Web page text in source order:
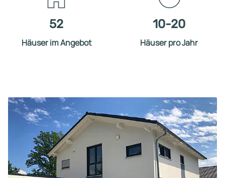
52
Häuser im Angebot
10-20
Häuser pro Jahr